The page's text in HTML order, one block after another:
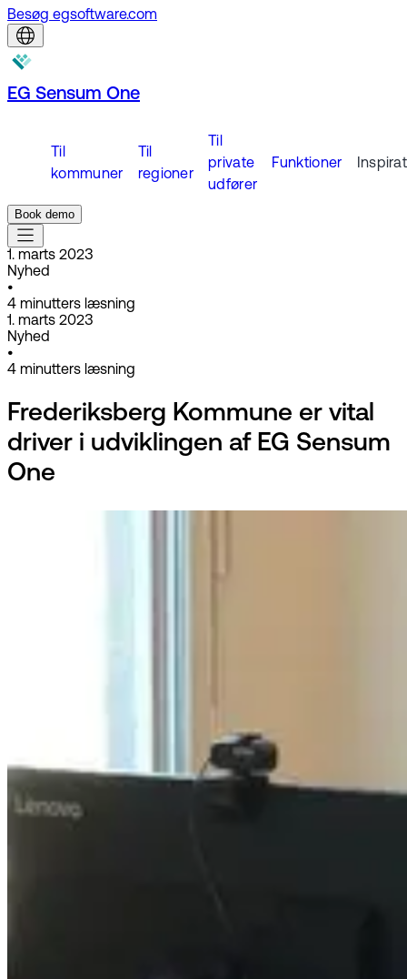
Besøg egsoftware.com
EG Sensum One
Til
kommuner
Til
regioner
Til
private
udfører
Funktioner
Book demo
1. marts 2023
Nyhed
•
4 minutters læsning
1. marts 2023
Nyhed
•
4 minutters læsning
Frederiksberg Kommune er vital
driver i udviklingen af EG Sensum
One